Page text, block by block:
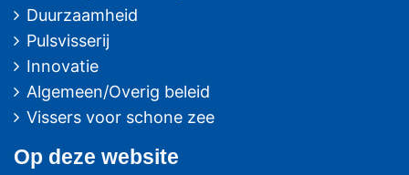
Duurzaamheid
Pulsvisserij
Innovatie
Algemeen/Overig beleid
Vissers voor schone zee
Op deze website